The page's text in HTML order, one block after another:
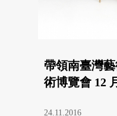
帶領南臺灣
術博覽會 12
24.11.2016